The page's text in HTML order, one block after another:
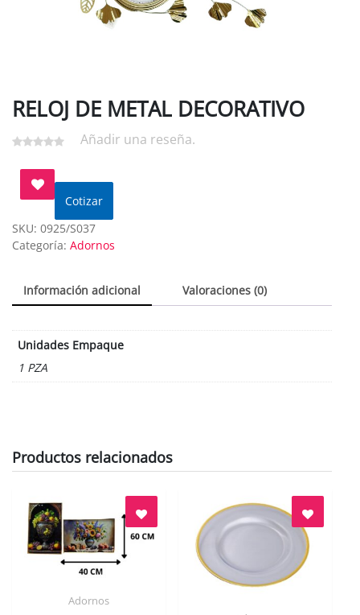
RELOJ DE METAL DECORATIVO
Añadir una reseña.
Cotizar
SKU: 0925/S037
Categoría: Adornos
Información adicional Valoraciones (0)
Unidades Empaque
1 PZA
Productos relacionados
Adornos